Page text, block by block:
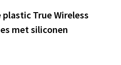
True Wireless
met siliconen